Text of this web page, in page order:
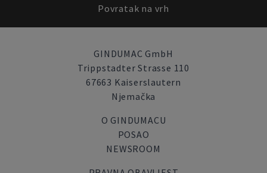
Povratak na vrh
GINDUMAC GmbH
Trippstadter Strasse 110
67663 Kaiserslautern
Njemačka
O GINDUMACU
POSAO
NEWSROOM